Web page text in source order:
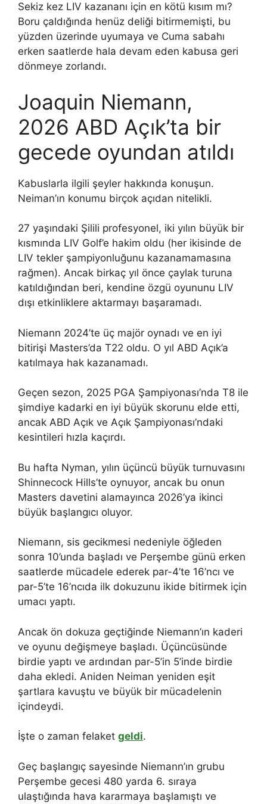
Sekiz kez LIV kazananı için en kötü kısım mı?
Boru çaldığında henüz deliği bitirmemişti, bu
yüzden üzerinde uyumaya ve Cuma sabahı
erken saatlerde hala devam eden kabusa geri
dönmeye zorlandı.
Joaquin Niemann,
2026 ABD Açık’ta bir
gecede oyundan atıldı
Kabuslarla ilgili şeyler hakkında konuşun.
Neiman’ın konumu birçok açıdan nitelikli.
27 yaşındaki Şilili profesyonel, iki yılın büyük bir
kısmında LIV Golf’e hakim oldu (her ikisinde de
LIV tekler şampiyonluğunu kazanamamasına
rağmen). Ancak birkaç yıl önce çaylak turuna
katıldığından beri, kendine özgü oyununu LIV
dışı etkinliklere aktarmayı başaramadı.
Niemann 2024’te üç majör oynadı ve en iyi
bitirişi Masters’da T22 oldu. O yıl ABD Açık’a
katılmaya hak kazanamadı.
Geçen sezon, 2025 PGA Şampiyonası’nda T8 ile
şimdiye kadarki en iyi büyük skorunu elde etti,
ancak ABD Açık ve Açık Şampiyonası’ndaki
kesintileri hızla kaçırdı.
Bu hafta Nyman, yılın üçüncü büyük turnuvasını
Shinnecock Hills’te oynuyor, ancak bu onun
Masters davetini alamayınca 2026’ya ikinci
büyük başlangıcı oluyor.
Niemann, sis gecikmesi nedeniyle öğleden
sonra 10’unda başladı ve Perşembe günü erken
saatlerde mücadele ederek par-4’te 16’ncı ve
par-5’te 16’ncıda ilk dokuzunu ikide bitirmek için
umacı yaptı.
Ancak ön dokuza geçtiğinde Niemann’ın kaderi
ve oyunu değişmeye başladı. Üçüncüsünde
birdie yaptı ve ardından par-5’in 5’inde birdie
daha ekledi. Aniden Neiman yeniden eşit
şartlara kavuştu ve büyük bir mücadelenin
içindeydi.
İşte o zaman felaket geldi.
Geç başlangıç ​​sayesinde Niemann’ın grubu
Perşembe gecesi 480 yarda 6. sıraya
ulaştığında hava kararmaya başlamıştı ve